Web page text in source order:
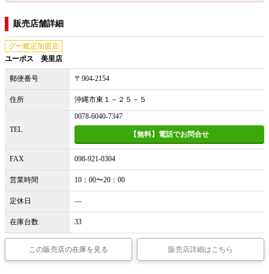
販売店舗詳細
グー鑑定加盟店
ユーポス 美里店
郵便番号 〒904-2154
住所 沖縄市東１－２５－５
TEL
0078-6040-7347
【無料】電話でお問合せ
FAX 098-921-0304
営業時間 10：00〜20：00
定休日 ―
在庫台数 33
この販売店の在庫を見る 販売店詳細はこちら